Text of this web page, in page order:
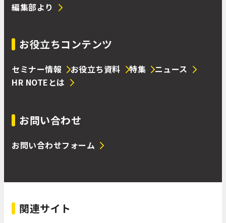
編集部より
お役立ちコンテンツ
セミナー情報 お役立ち資料 特集
ニュース
HR NOTEとは
お問い合わせ
お問い合わせフォーム
関連サイト